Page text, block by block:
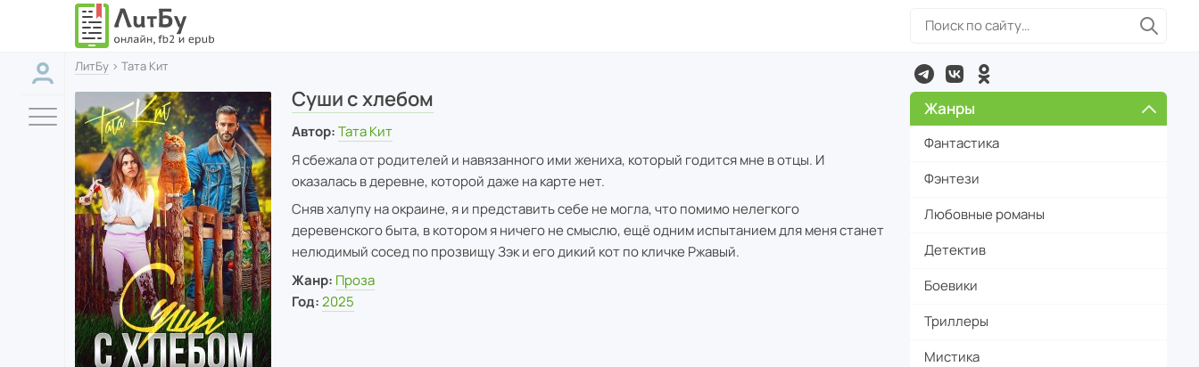
ЛитБу › Тата Кит
Суши с хлебом
Автор: Тата Кит
Я сбежала от родителей и навязанного ими жениха, который годится мне в отцы. И
оказалась в деревне, которой даже на карте нет.
Сняв халупу на окраине, я и представить себе не могла, что помимо нелегкого
деревенского быта, в котором я ничего не смыслю, ещё одним испытанием для меня станет
нелюдимый сосед по прозвищу Зэк и его дикий кот по кличке Ржавый.
Жанр: Проза
Год: 2025
Жанры
Фантастика
Фэнтези
Любовные романы
Детектив
Боевики
Триллеры
Мистика